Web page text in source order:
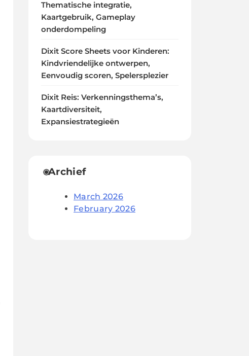
Thematische integratie,
Kaartgebruik, Gameplay
onderdompeling
Dixit Score Sheets voor Kinderen:
Kindvriendelijke ontwerpen,
Eenvoudig scoren, Spelersplezier
Dixit Reis: Verkenningsthema’s,
Kaartdiversiteit,
Expansiestrategieën
Archief
March 2026
February 2026